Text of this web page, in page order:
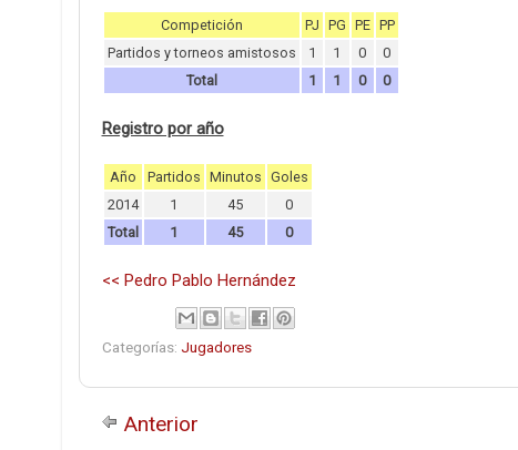
Competición PJ PG PE PP
Partidos y torneos amistosos
1 1 0
0
Total
1 1 0 0
Registro por año
Año Partidos Minutos Goles
2014
1 45
0
Total
1 45 0
<< Pedro Pablo Hernández
Categorías: Jugadores
Anterior